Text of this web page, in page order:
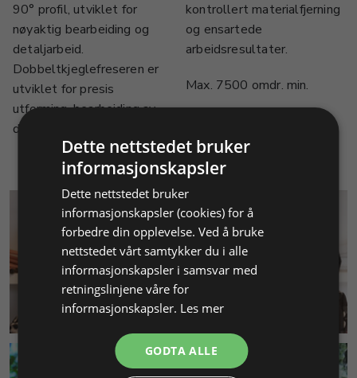
90° profil, utviklet for
nøyaktig bearbeiding og
detaljarbeid.
Dobbeltkjeglefreseren er
utviklet for presis
utforming, bearbeiding av
detaljer og fattearbeid,
kontrollert materialfjerning
og ensartede
arbeidsresultater.
Max. 7500 omdr. min.
KUNDESERVICE
Dette nettstedet bruker
informasjonskapsler
Dette nettstedet bruker
informasjonskapsler (cookies) for å
forbedre din opplevelse. Ved å bruke
nettstedet vårt samtykker du i alle
informasjonskapsler i samsvar med
retningslinjene våre for
informasjonskapsler. Les mer
GODTA ALLE